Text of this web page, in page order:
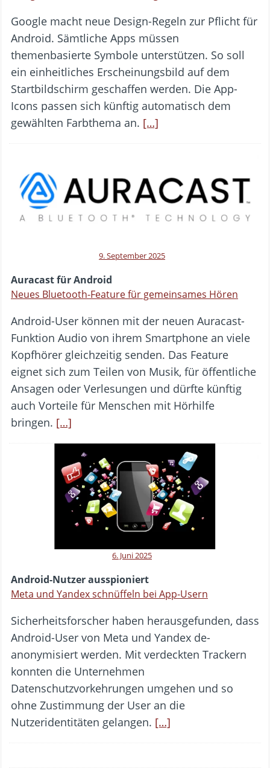
Google macht neue Design-Regeln zur Pflicht für
Android. Sämtliche Apps müssen
themenbasierte Symbole unterstützen. So soll
ein einheitliches Erscheinungsbild auf dem
Startbildschirm geschaffen werden. Die App-
Icons passen sich künftig automatisch dem
gewählten Farbthema an. […]
9. September 2025
Auracast für Android
Neues Bluetooth-Feature für gemeinsames Hören
Android-User können mit der neuen Auracast-
Funktion Audio von ihrem Smartphone an viele
Kopfhörer gleichzeitig senden. Das Feature
eignet sich zum Teilen von Musik, für öffentliche
Ansagen oder Verlesungen und dürfte künftig
auch Vorteile für Menschen mit Hörhilfe
bringen. […]
6. Juni 2025
Android-Nutzer ausspioniert
Meta und Yandex schnüffeln bei App-Usern
Sicherheitsforscher haben herausgefunden, dass
Android-User von Meta und Yandex de-
anonymisiert werden. Mit verdeckten Trackern
konnten die Unternehmen
Datenschutzvorkehrungen umgehen und so
ohne Zustimmung der User an die
Nutzeridentitäten gelangen. […]